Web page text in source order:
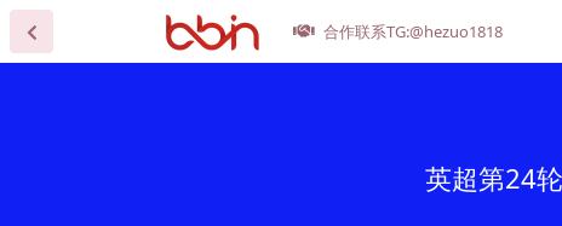
合作联系TG:@hezuo1818
英超第24